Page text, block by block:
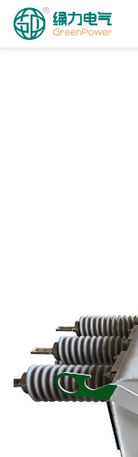
Descargar
Contáctenos